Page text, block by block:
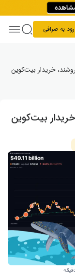
به صرافی
خریدار بیت‌کوین
بیت‌کوین